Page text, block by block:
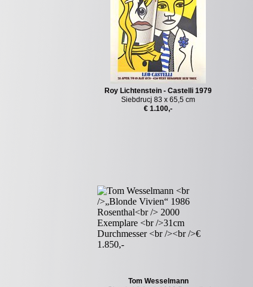
Roy Lichtenstein - Castelli 1979
Siebdrucj 83 x 65,5 cm
€ 1.100,-
Tom Wesselmann